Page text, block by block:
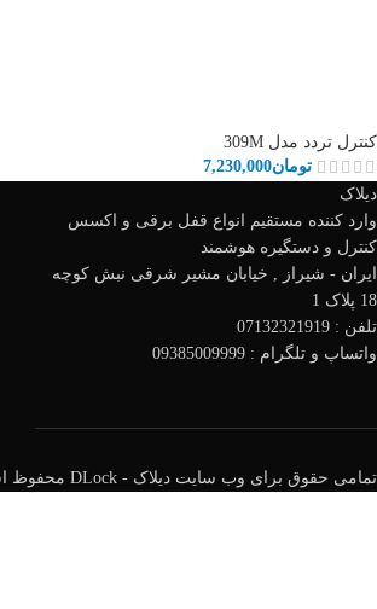
کنترل تردد مدل 309M
تومان7,230,000
دیلاک
وارد کننده مستقیم انواع قفل برقی و اکسس
کنترل و دستگیره هوشمند
ایران - شیراز , خیابان مشیر شرقی نبش کوچه
18 پلاک 1
تلفن : 07132321919
واتساپ و تلگرام : 09385009999
تمامی حقوق برای وب سایت دیلاک - DLock محفوظ است